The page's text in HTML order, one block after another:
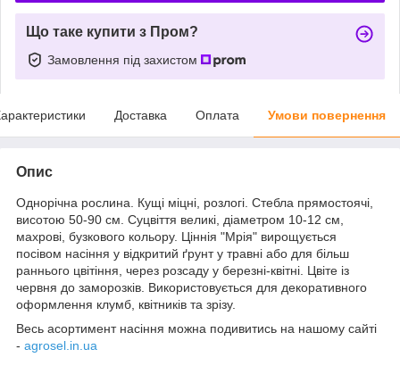
Що таке купити з Пром?
Замовлення під захистом
Доставка Оплата Умови повернення
Опис
Однорічна рослина. Кущі міцні, розлогі. Стебла прямостоячі,
висотою 50-90 см. Суцвіття великі, діаметром 10-12 см,
махрові, бузкового кольору. Ціннія "Мрія" вирощується
посівом насіння у відкритий ґрунт у травні або для більш
раннього цвітіння, через розсаду у березні-квітні. Цвіте із
червня до заморозків. Використовується для декоративного
оформлення клумб, квітників та зрізу.
Весь асортимент насіння можна подивитись на нашому сайті
- agrosel.in.ua